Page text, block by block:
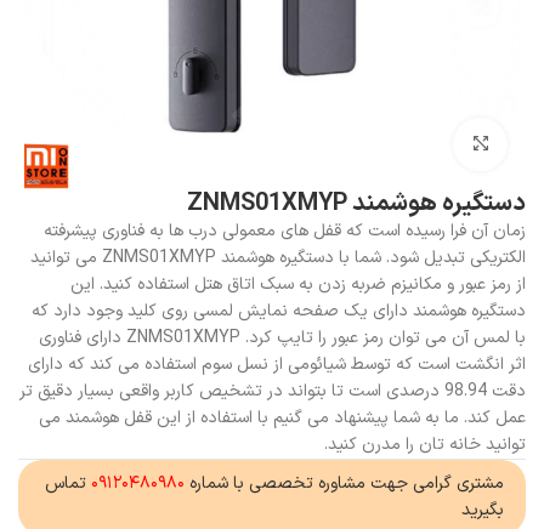
دستگیره هوشمند ZNMS01XMYP
زمان آن فرا رسیده است که قفل های معمولی درب ها به فناوری پیشرفته
الکتریکی تبدیل شود. شما با دستگیره هوشمند ZNMS01XMYP می توانید
از رمز عبور و مکانیزم ضربه زدن به سبک اتاق هتل استفاده کنید. این
دستگیره هوشمند دارای یک صفحه نمایش لمسی روی کلید وجود دارد که
با لمس آن می توان رمز عبور را تایپ کرد. ZNMS01XMYP دارای فناوری
اثر انگشت است که توسط شیائومی از نسل سوم استفاده می کند که دارای
دقت 98.94 درصدی است تا بتواند در تشخیص کاربر واقعی بسیار دقیق تر
عمل کند. ما به شما پیشنهاد می گنیم با استفاده از این قفل هوشمند می
توانید خانه تان را مدرن کنید.
مشتری گرامی جهت مشاوره تخصصی با شماره ۰۹۱۲۰۴۸۰۹۸۰ تماس
بگیرید